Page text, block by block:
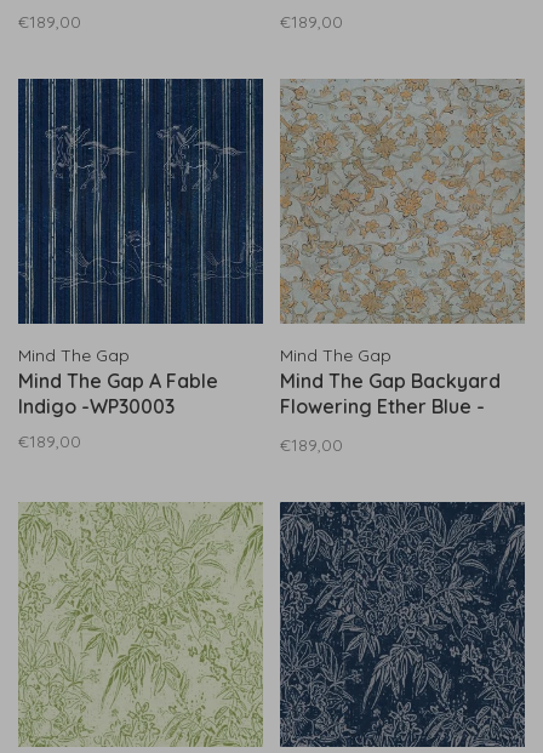
€189,00 €189,00
Mind The Gap
Mind The Gap A Fable
Indigo -WP30003
€189,00
Mind The Gap
Mind The Gap Backyard
Flowering Ether Blue -
€189,00